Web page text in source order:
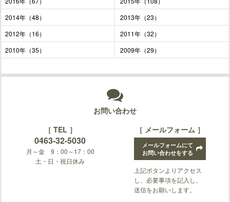
2014年（48）
2013年（23）
2012年（16）
2011年（32）
2010年（35）
2009年（29）
お問い合わせ
［ TEL ］
0463-32-5030
月～金 9：00～17：00
土・日・祝日休み
［ メールフォーム ］
メールフォームにて
お問い合わせをする
上記ボタンよりアクセス
し、必要事項を記入し、
送信をお願いします。